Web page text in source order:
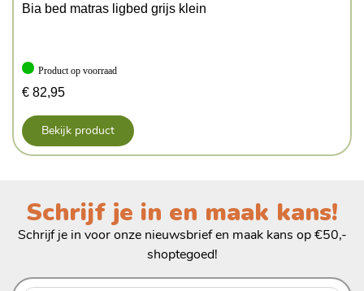
Bia bed matras ligbed grijs klein
Product op voorraad
€ 82,95
Bekijk product
Schrijf je in en maak kans!
Schrijf je in voor onze nieuwsbrief en maak kans op €50,-
shoptegoed!